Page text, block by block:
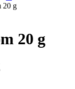
20 g
20 g